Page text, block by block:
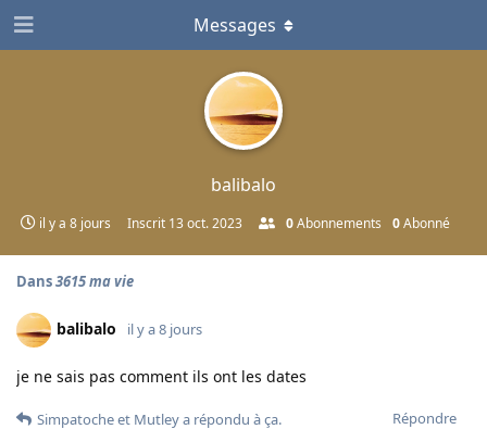
balibalo
il y a 8 jours Inscrit 13 oct. 2023 0Abonnements 0Abonné
Messages
Dans3615 ma vie
balibalo il y a 8 jours
je ne sais pas comment ils ont les dates
Répondre
Simpatocheet Mutleya répondu à ça.